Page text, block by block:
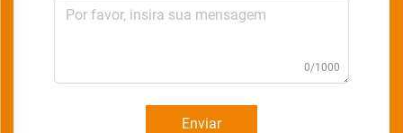
0/1000
Enviar